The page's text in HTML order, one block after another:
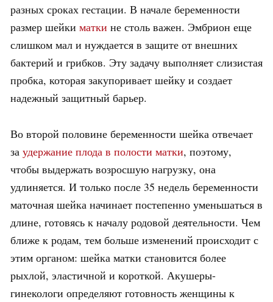
разных сроках гестации. В начале беременности
размер шейки матки не столь важен. Эмбрион еще
слишком мал и нуждается в защите от внешних
бактерий и грибков. Эту задачу выполняет слизистая
пробка, которая закупоривает шейку и создает
надежный защитный барьер.
Во второй половине беременности шейка отвечает
за удержание плода в полости матки, поэтому,
чтобы выдержать возросшую нагрузку, она
удлиняется. И только после 35 недель беременности
маточная шейка начинает постепенно уменьшаться в
длине, готовясь к началу родовой деятельности. Чем
ближе к родам, тем больше изменений происходит с
этим органом: шейка матки становится более
рыхлой, эластичной и короткой. Акушеры-
гинекологи определяют готовность женщины к